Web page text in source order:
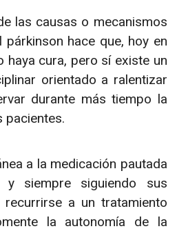
las causas o mecanismos
párkinson hace que, hoy en
haya cura, pero sí existe un
orientado a ralentizar
durante más tiempo la
pacientes.
a la medicación pautada
y siempre siguiendo sus
recurrirse a un tratamiento
la autonomía de la